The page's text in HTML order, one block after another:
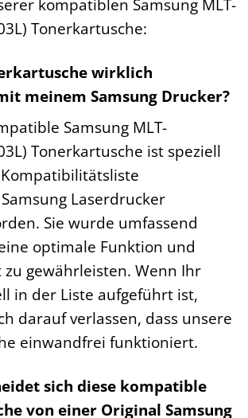
Tonerkartusche:
wirklich
meinem Samsung Drucker?
Samsung MLT-
Tonerkartusche ist speziell
Laserdrucker
Sie wurde umfassend
optimale Funktion und
gewährleisten. Wenn Ihr
in der Liste aufgeführt ist,
darauf verlassen, dass unsere
einwandfrei funktioniert.
sich diese kompatible
von einer Original Samsung